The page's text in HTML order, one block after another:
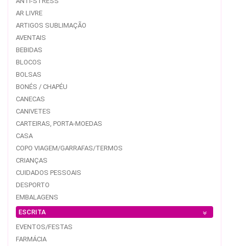
AR LIVRE
ARTIGOS SUBLIMAÇÃO
AVENTAIS
BEBIDAS
BLOCOS
BOLSAS
BONÉS / CHAPÉU
CANECAS
CANIVETES
CARTEIRAS, PORTA-MOEDAS
CASA
COPO VIAGEM/GARRAFAS/TERMOS
CRIANÇAS
CUIDADOS PESSOAIS
DESPORTO
EMBALAGENS
ESCRITA
EVENTOS/FESTAS
FARMÁCIA